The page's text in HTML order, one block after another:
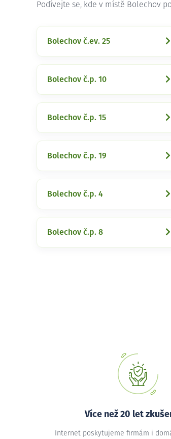
Podívejte se, kde v místě Bolechov
Bolechov č.ev. 25
Bolechov č.p. 10
Bolechov č.p. 15
Bolechov č.p. 19
Bolechov č.p. 4
Bolechov č.p. 8
Více než 20 let
Internet poskytujeme firmám i